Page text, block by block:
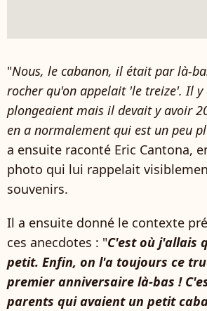
"Nous, le cabanon, il était par là-
rocher qu'on appelait 'le treize'. Il y
plongeaient mais il devait y avoir
en a normalement qui est un peu
a ensuite raconté Eric Cantona,
photo qui lui rappelait
souvenirs.
Il a ensuite donné le contexte
ces anecdotes : "C'est où j'allais
petit. Enfin, on l'a toujours ce
premier anniversaire là-bas !
parents qui avaient un petit